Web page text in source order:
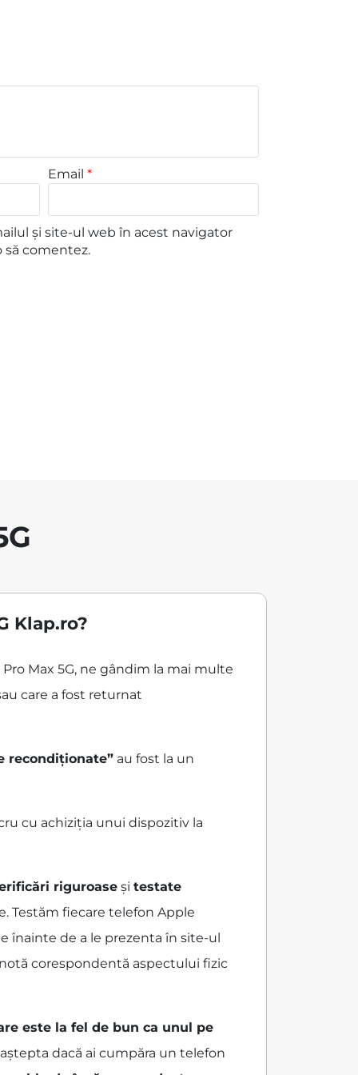
Email*
și site-ul web în acest navigator
comentez.
Klap.ro?
Max 5G, ne gândim la mai multe
care a fost returnat
recondiționate” au fost la un
cu achiziția unui dispozitiv la
riguroase și testate
Testăm fiecare telefon Apple
înainte de a le prezenta în site-ul
corespondentă aspectului fizic
este la fel de bun ca unul pe
dacă ai cumpăra un telefon